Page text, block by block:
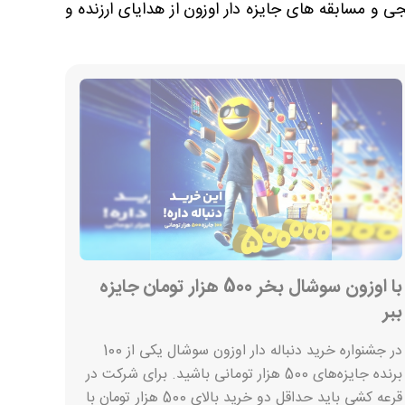
مسابقه های جایزه دار اوزون از هدایای ارزنده و
با اوزون سوشال بخر 500 هزار تومان جایزه
ببر
در جشنواره خرید دنباله دار اوزون سوشال یکی از 100
برنده جایزه‌های 500 هزار تومانی باشید. برای شرکت در
قرعه کشی باید حداقل دو خرید بالای 500 هزار تومان با